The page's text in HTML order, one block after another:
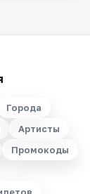
Города
Артисты
Промокоды